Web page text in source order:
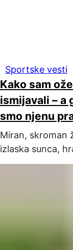
Sportske vesti
Kako sam
ismijavali – a
smo njenu
Miran, skroman
izlaska sunca,